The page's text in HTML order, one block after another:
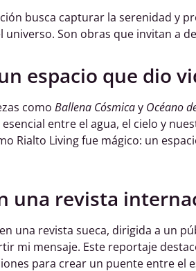
busca capturar la serenidad y
universo. Son obras que invitan a
espacio que dio
como Ballena Cósmicay Océano
entre el agua, el cielo y
Rialto Living fue mágico: un
una revista
una revista sueca, dirigida a un
mi mensaje. Este reportaje
para crear un puente entre el